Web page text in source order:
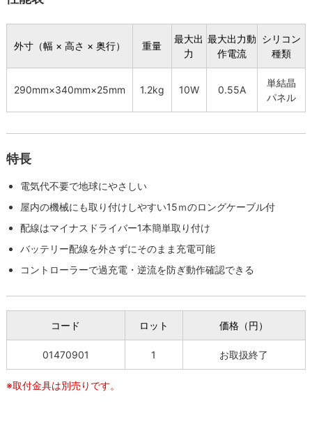
外寸（幅 × 高さ × 奥行） 重量
最大出
力
最大出力動
作電流
シリコン
種類
290mm×340mm×25mm 1.2kg 10W 0.55A
単結晶
パネル
特長
電気代不要で地球にやさしい
屋内の機械にも取り付けしやすい15ｍのロングケーブル付
配線はマイナスドライバー1本簡単取り付け
バッテリー配線を外さずにそのまま充電可能
コントローラーで過充電・逆流を防ぎ動作確認できる
コード ロット 価格（円）
01470901 1 お取扱終了
※取付金具は別売りです。